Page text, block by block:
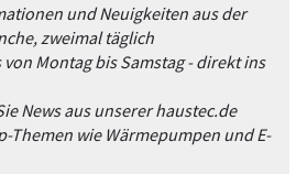
und Neuigkeiten aus der
zweimal täglich
Montag bis Samstag - direkt ins
News aus unserer haustec.de
Themen wie Wärmepumpen und E-